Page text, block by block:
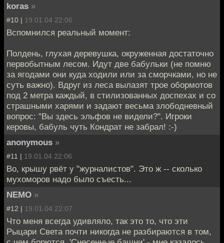
koras »
#10 | 19.01.04 22:06
Вспомнился реальный момент:
Полдень, глухая деревушка, окруженная достаточно
первобытным лесом. Идут две бабульки (не помню
за ягодами они куда ходили или за сморчками, но не
суть важно). Вдруг из леса вылазят трое обормотов
под 2 метра каждый, в стилизованных доспехах и со
страшными харями и задают весьма злободневный
вопрос: "Вы здесь эльфов не видели?". Игроки
керовы, бабуль чуть Кондрат не забрал! :-)
anonymous »
#11 | 19.01.04 22:06
Во, крышу рвёт у "журналистов". Это ж -- сколько
мухоморов надо было съесть...
NEMO »
#12 | 19.01.04 22:07
Что меня всегда удивляло, так это то, что эти
Рыцари Света почти никогда не разбираются в том,